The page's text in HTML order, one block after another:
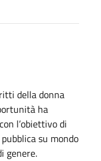
della donna
ha
l’obiettivo di
su mondo
genere.